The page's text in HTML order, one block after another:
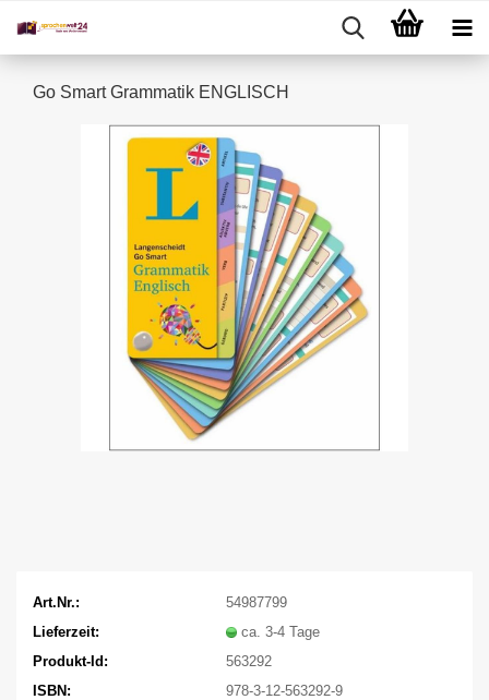
Go Smart Grammatik ENGLISCH
Art.Nr.:
54987799
Lieferzeit:
ca. 3-4 Tage
Produkt-Id:
563292
ISBN:
978-3-12-563292-9